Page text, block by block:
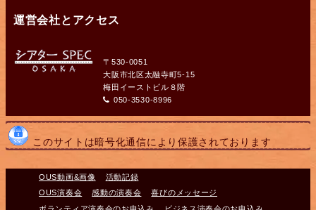
運営会社とアクセス
〒530-0051
大阪市北区太融寺町5-15
梅田イーストビル８階
050-3530-8996
このサイトは暗号化通信により保護されております
OUS動画&画像
活動記録
OUS演奏会
感動の演奏会
喜びのメッセージ